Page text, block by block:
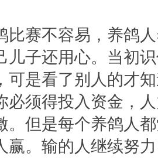
不容易，养鸽人
儿子还用心。当初
可是看了别人的才
必须得投入资金，
。但是每个养鸽人
赢。输的人继续努